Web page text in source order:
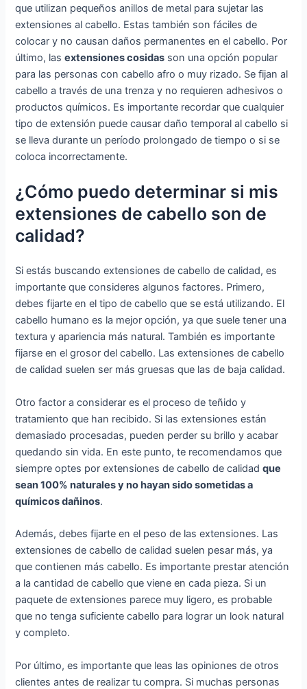
que utilizan pequeños anillos de metal para sujetar las
extensiones al cabello. Estas también son fáciles de
colocar y no causan daños permanentes en el cabello. Por
último, lasextensiones cosidas son una opción popular
para las personas con cabello afro o muy rizado. Se fijan al
cabello a través de una trenza y no requieren adhesivos o
productos químicos. Es importante recordar que cualquier
tipo de extensión puede causar daño temporal al cabello si
se lleva durante un período prolongado de tiempo o si se
coloca incorrectamente.
¿Cómo puedo determinar si mis
extensiones de cabello son de
calidad?
Si estás buscando extensiones de cabello de calidad, es
importante que consideres algunos factores. Primero,
debes fijarte en el tipo de cabello que se está utilizando. El
cabello humano es la mejor opción, ya que suele tener una
textura y apariencia más natural. También es importante
fijarse en el grosor del cabello. Las extensiones de cabello
de calidad suelen ser más gruesas que las de baja calidad.
Otro factor a considerar es el proceso de teñido y
tratamiento que han recibido. Si las extensiones están
demasiado procesadas, pueden perder su brillo y acabar
quedando sin vida. En este punto, te recomendamos que
siempre optes por extensiones de cabello de calidadque
sean 100% naturales y no hayan sido sometidas a
químicos dañinos.
Además, debes fijarte en el peso de las extensiones. Las
extensiones de cabello de calidad suelen pesar más, ya
que contienen más cabello. Es importante prestar atención
a la cantidad de cabello que viene en cada pieza. Si un
paquete de extensiones parece muy ligero, es probable
que no tenga suficiente cabello para lograr un look natural
y completo.
Por último, es importante que leas las opiniones de otros
clientes antes de realizar tu compra. Si muchas personas